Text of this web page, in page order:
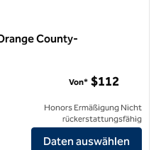
County-
Los Angeles-Orange County-
Von* $112
Honors Ermäßigung Nicht
rückerstattungsfähig
Daten auswählen